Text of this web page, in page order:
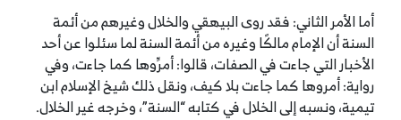
أما الأمر الثاني: فقد روى البيهقي والخلال وغيرهم من أئمة
السنة أن الإمام مالكًا وغيره من أئمة السنة لما سئلوا عن أحد
الأخبار التي جاءت في الصفات، قالوا: أمرِّوها كما جاءت، وفي
رواية: أمروها كما جاءت بلا كيف، ونقل ذلك شيخ الإسلام ابن
تيمية، ونسبه إلى الخلال في كتابه “السنة”، وخرجه غير الخلال.